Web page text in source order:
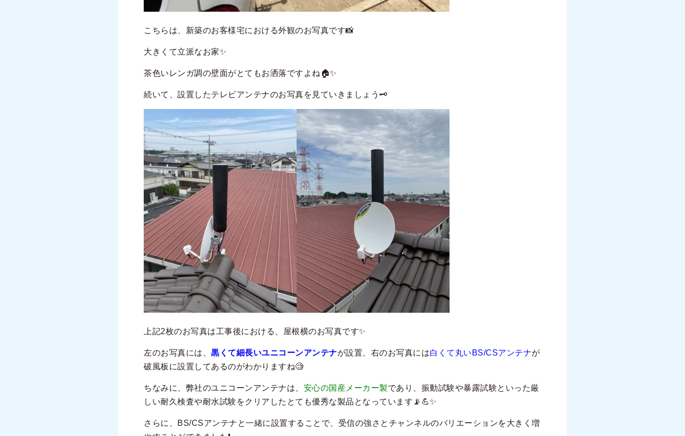
こちらは、新築のお客様宅における外観のお写真です📸
大きくて立派なお家✨
茶色いレンガ調の壁面がとてもお洒落ですよね🏠✨
続いて、設置したテレビアンテナのお写真を見ていきましょう 🗝
上記2枚のお写真は工事後における、屋根横のお写真です✨
左のお写真には、 黒くて細長いユニコーンアンテナが設置、右のお写真には白くて丸いBS/CSアンテナが
破風板に設置してあるのがわかりますね🧐
ちなみに、弊社のユニコーンアンテナは、 安心の国産メーカー製であり、 振動試験や暴露試験といった厳
しい耐久検査や耐水試験をクリアしたとても優秀な製品となっています📡💪✨
さらに、BS/CSアンテナと一緒に設置することで、受信の強さとチャンネルのバリエーションを大きく増